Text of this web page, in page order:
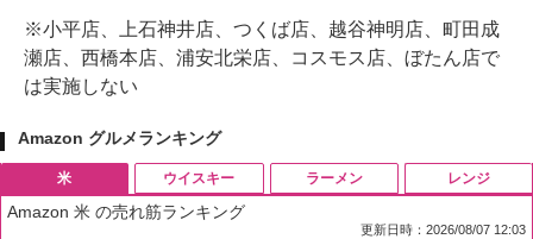
※小平店、上石神井店、つくば店、越谷神明店、町田成
瀬店、西橋本店、浦安北栄店、コスモス店、ぼたん店で
は実施しない
Amazon グルメランキング
米
Amazon 米 の売れ筋ランキング
更新日時：2026/08/07 12:03
ウイスキー ラーメン レンジ